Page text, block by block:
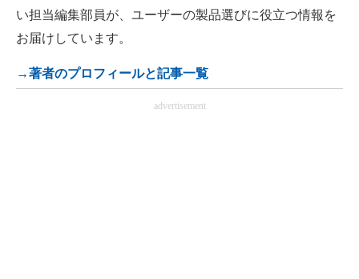
い担当編集部員が、ユーザーの製品選びに役立つ情報を
お届けしています。
→著者のプロフィールと記事一覧
advertisement